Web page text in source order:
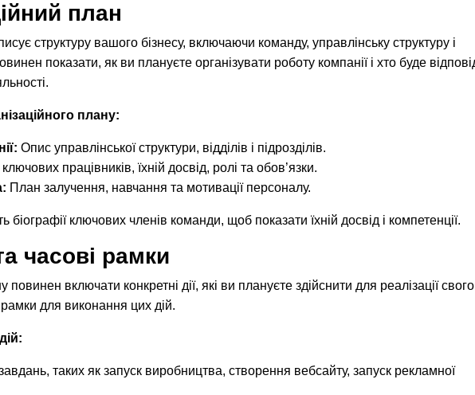
план
структуру вашого бізнесу, включаючи команду, управлінську структуру і
показати, як ви плануєте організувати роботу компанії і хто буде
плану:
Опис управлінської структури, відділів і підрозділів.
працівників, їхній досвід, ролі та обов’язки.
План залучення, навчання та мотивації персоналу.
біографії ключових членів команди, щоб показати їхній досвід і компетенції.
часові рамки
повинен включати конкретні дії, які ви плануєте здійснити для реалізації свого
рамки для виконання цих дій.
таких як запуск виробництва, створення вебсайту, запуск рекламної